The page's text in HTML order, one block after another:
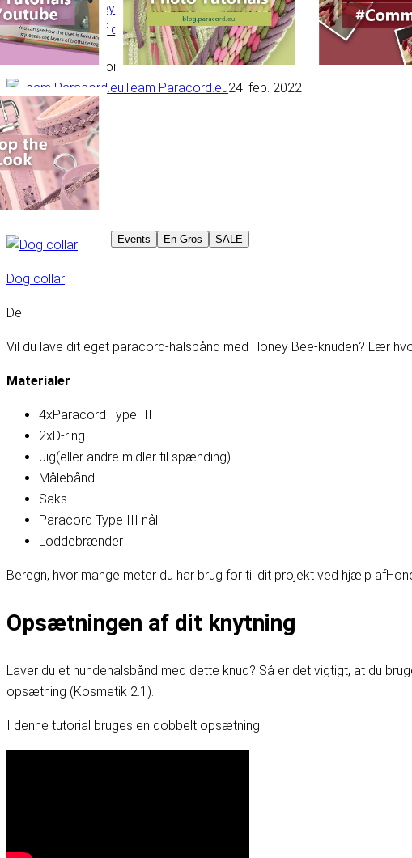
Events En Gros SALE
Knytte Honey Bee selv
Afslutning af dit projekt
Indholdsfortegnelse
Team Paracord.eu24. feb. 2022
Paracord
Tutorial
Dog collar
Del
Vil du lave dit eget paracord-halsbånd med Honey Bee-knuden? Lær
Materialer
4xParacord Type III
2xD-ring
Jig(eller andre midler til spænding)
Målebånd
Saks
Paracord Type III nål
Loddebrænder
Beregn, hvor mange meter du har brug for til dit projekt ved hjælp af
Opsætningen af dit knytning
Laver du et hundehalsbånd med dette knud? Så er det vigtigt, at du
opsætning (Kosmetik 2.1).
I denne tutorial bruges en dobbelt opsætning.